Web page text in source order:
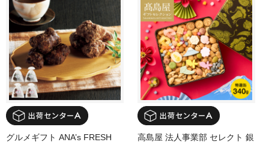
グルメギフト ANA’s FRESH 高島屋 法人事業部 セレクト 銀